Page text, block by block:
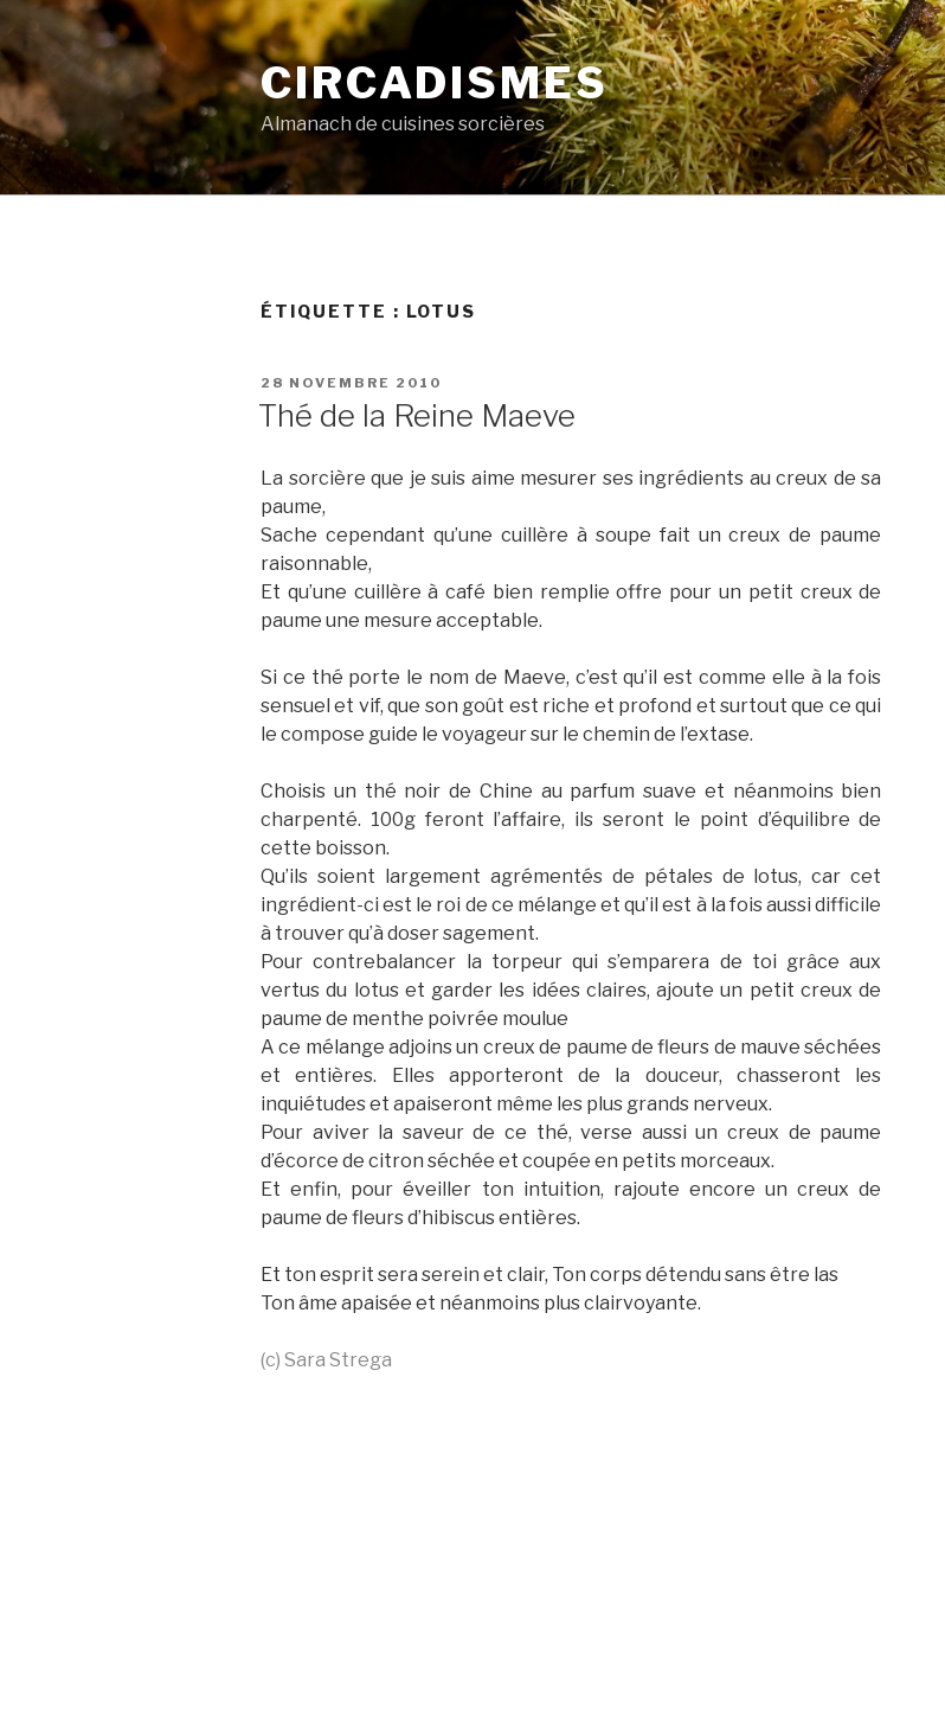
Aller
au
contenu
principal
CIRCADISMES
Almanach de cuisines sorcières
ÉTIQUETTE : LOTUS
PUBLIÉ
28 NOVEMBRE 2010
Thé de la Reine Maeve
La sorcière que je suis aime mesurer ses ingrédients au creux de sa
paume,
Sache cependant qu’une cuillère à soupe fait un creux de paume
raisonnable,
Et qu’une cuillère à café bien remplie offre pour un petit creux de
paume une mesure acceptable.
Si ce thé porte le nom de Maeve, c’est qu’il est comme elle à la fois
sensuel et vif, que son goût est riche et profond et surtout que ce qui
le compose guide le voyageur sur le chemin de l’extase.
Choisis un thé noir de Chine au parfum suave et néanmoins bien
charpenté. 100g feront l’affaire, ils seront le point d’équilibre de
cette boisson.
Qu’ils soient largement agrémentés de pétales de lotus, car cet
ingrédient-ci est le roi de ce mélange et qu’il est à la fois aussi difficile
à trouver qu’à doser sagement.
Pour contrebalancer la torpeur qui s’emparera de toi grâce aux
vertus du lotus et garder les idées claires, ajoute un petit creux de
paume de menthe poivrée moulue
A ce mélange adjoins un creux de paume de fleurs de mauve séchées
et entières. Elles apporteront de la douceur, chasseront les
inquiétudes et apaiseront même les plus grands nerveux.
Pour aviver la saveur de ce thé, verse aussi un creux de paume
d’écorce de citron séchée et coupée en petits morceaux.
Et enfin, pour éveiller ton intuition, rajoute encore un creux de
paume de fleurs d’hibiscus entières.
Et ton esprit sera serein et clair, Ton corps détendu sans être las
Ton âme apaisée et néanmoins plus clairvoyante.
(c) Sara Strega